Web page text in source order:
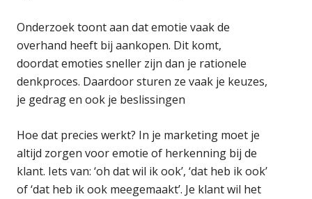
Onderzoek toont aan dat emotie vaak de
overhand heeft bij aankopen. Dit komt,
doordat emoties sneller zijn dan je rationele
denkproces. Daardoor sturen ze vaak je keuzes,
je gedrag en ook je beslissingen
Hoe dat precies werkt? In je marketing moet je
altijd zorgen voor emotie of herkenning bij de
klant. Iets van: ‘oh dat wil ik ook’, ‘dat heb ik ook’
of ‘dat heb ik ook meegemaakt’. Je klant wil het